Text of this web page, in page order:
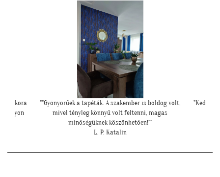
volt,
"Kedves Tapétatrend ! Köszönöm a makis tapétát.
Jó választás lett nagyon!"
T. Tünde